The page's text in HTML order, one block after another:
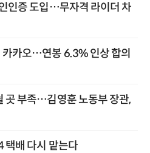
인증 도입…무자격 라이더 차
카카오…연봉 6.3% 인상 합의
부족…김영훈 노동부 장관,
택배 다시 맡는다